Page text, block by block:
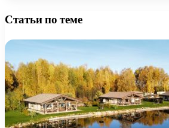
Статьи по теме